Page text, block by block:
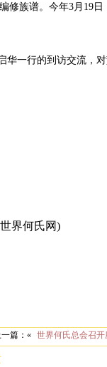
修族谱。今年3月19日
华一行的到访交流，
界何氏网)
篇：« 世界何氏总会召